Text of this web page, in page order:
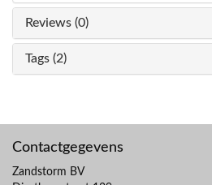
Reviews (0)
Tags (2)
Contactgegevens
Zandstorm BV